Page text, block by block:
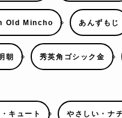
Old Mincho あんずもじ
朝 秀英角ゴシック金
キュート やさしい・ナ